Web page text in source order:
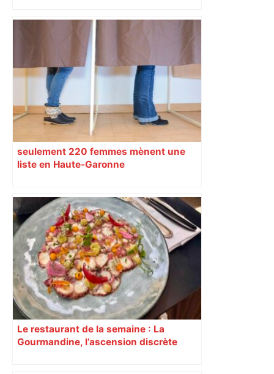
Toulouse. Un jeune de 22 ans tué par
balle aux Izards, des coups de feu
entendus dans un autre quartier –
Actu.fr
seulement 220 femmes mènent une
liste en Haute-Garonne
Le restaurant de la semaine : La
Gourmandine, l’ascension discrète